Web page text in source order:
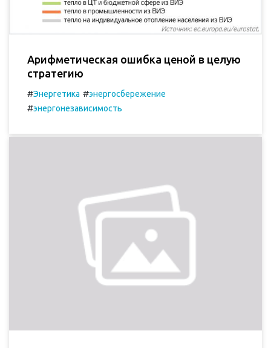
Арифметическая ошибка ценой в целую
стратегию
#Энергетика #энергосбережение
#энергонезависимость